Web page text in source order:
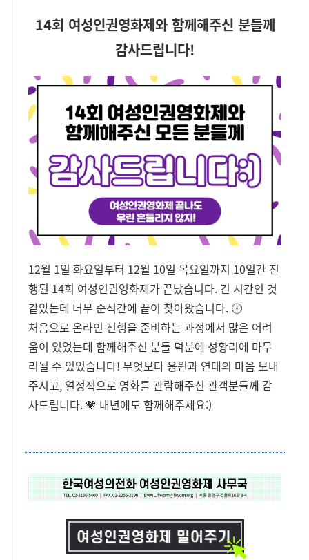
14회 여성인권영화제와 함께해주신 분들께
감사드립니다!
12월 1일 화요일부터 12월 10일 목요일까지 10일간 진
행된 14회 여성인권영화제가 끝났습니다. 긴 시간인 것
같았는데 너무 순식간에 끝이 찾아왔습니다. 🕛
처음으로 온라인 진행을 준비하는 과정에서 많은 어려
움이 있었는데 함께해주신 분들 덕분에 성황리에 마무
리될 수 있었습니다! 무엇보다 응원과 연대의 마음 보내
주시고, 열정적으로 영화를 관람해주신 관객분들께 감
사드립니다. 💗 내년에도 함께해주세요:)